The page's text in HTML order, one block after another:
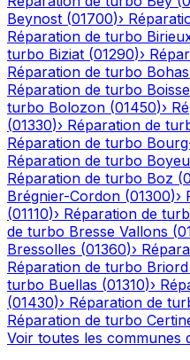
Beynost (01700)›
Réparation de turbo
turbo Biziat (01290)›
Réparation de turbo
Réparation de turbo
turbo Bolozon (01450)›
(01330)› Réparation de
Réparation de turbo
Réparation de turbo
Réparation de turbo Boz (
Brégnier-Cordon (01300)›
(01110)› Réparation de
de turbo Bresse Vallons (
Bressolles (01360)›
Réparation de turbo Briord
turbo Buellas (01310)›
(01430)› Réparation de
Réparation de turbo
Voir toutes les communes